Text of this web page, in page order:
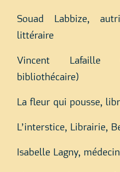
Souad Labbize,
littéraire
Vincent Lafaille
bibliothécaire)
La fleur qui pousse,
L’interstice, Librairie,
Isabelle Lagny,